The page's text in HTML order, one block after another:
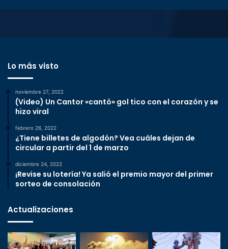
Lo más visto
noviembre 27, 2022
(Video) Un Cantor «cantó» gol tico con el corazón y se
hizo viral
febrero 26, 2022
¿Tiene billetes de algodón? Vea cuáles dejan de
circular a partir del 1 de marzo
diciembre 24, 2022
¡Revise su lotería! Ya salió el premio mayor del primer
sorteo de consolación
Actualizaciones